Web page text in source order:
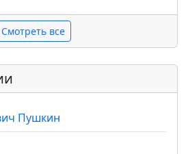
Смотреть все
Пушкин